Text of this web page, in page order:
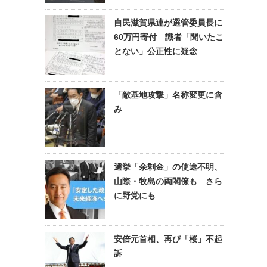
自民滋賀県連が選管委員長に
60万円寄付 識者「聞いたこ
とない」公正性に疑念
「敵基地攻撃」名称変更に含
み
選挙「余剰金」の使途不明、
山際・牧島の両閣僚も さら
に野党にも
安倍元首相、再び「桜」不起
訴